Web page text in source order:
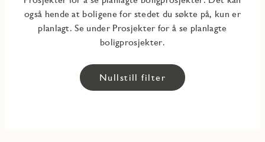
også hende at boligene for stedet du søkte på, kun er
planlagt. Se under Prosjekter for å se planlagte
boligprosjekter.
Nullstill filter